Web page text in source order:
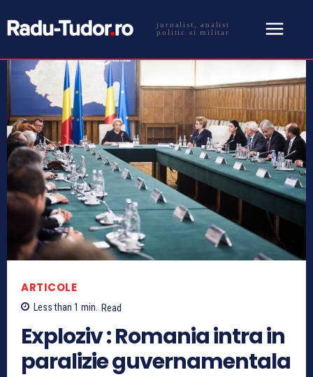
jurnalist, analist
politic si militar
ARTICOLE
Less than 1 min. Read
Exploziv : Romania intra in
paralizie guvernamentala